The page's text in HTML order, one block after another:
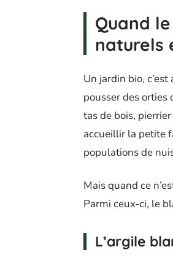
Quand
naturels
Un jardin bio,
pousser des
tas de bois,
accueillir la petite
populations de
Mais quand ce
Parmi ceux-ci, le
L’argile